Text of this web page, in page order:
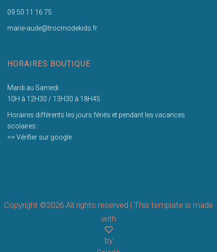
09 50 11 16 75
marie-aude@trocmodekids.fr
HORAIRES BOUTIQUE
Mardi au Samedi :
10H à 12H30 / 13H30 à 18H45
Horaires différents les jours fériés et pendant les vacances
scolaires :
=> Vérifier sur google
Copyright ©2026 All rights reserved | This template is made
with
by